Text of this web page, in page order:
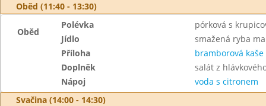
Oběd (11:40 - 13:30)
Oběd
Polévka
pórková s
Jídlo
smažená ryba
Příloha
bramborová kaše
Doplněk
salát z
Nápoj
voda s citronem
Svačina (14:00 - 14:30)